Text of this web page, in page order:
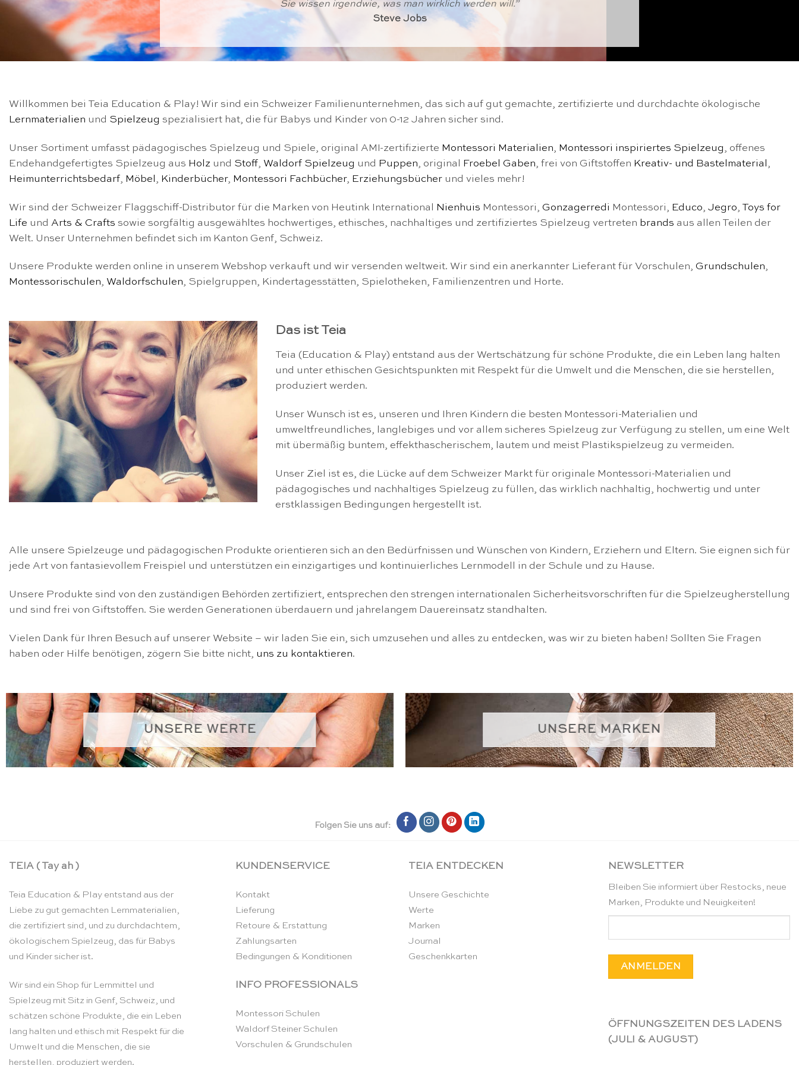
Sie wissen irgendwie, was man wirklich werden will.”
Steve Jobs
Willkommen bei Teia Education & Play! Wir sind ein Schweizer Familienunternehmen, das sich auf gut gemachte, zertifizierte und durchdachte ökologische
Lernmaterialien und Spielzeug spezialisiert hat, die für Babys und Kinder von 0-12 Jahren sicher sind.
Unser Sortiment umfasst pädagogisches Spielzeug und Spiele, original AMI-zertifizierte Montessori Materialien, Montessori inspiriertes Spielzeug, offenes
Ende handgefertigtes Spielzeug aus Holz und Stoff, Waldorf Spielzeug und Puppen, original Froebel Gaben, frei von Giftstoffen Kreativ- und Bastelmaterial ,
Heimunterrichtsbedarf, Möbel , Kinderbücher, Montessori Fachbücher, Erziehungsbücher und vieles mehr!
Wir sind der Schweizer Flaggschiff-Distributor für die Marken von Heutink International Nienhuis Montessori, Gonzagerredi Montessori, Educo, Jegro, Toys for
Life und Arts & Crafts sowie sorgfältig ausgewähltes hochwertiges, ethisches, nachhaltiges und zertifiziertes Spielzeug vertreten brands aus allen Teilen der
Welt. Unser Unternehmen befindet sich im Kanton Genf, Schweiz.
Unsere Produkte werden online in unserem Webshop verkauft und wir versenden weltweit. Wir sind ein anerkannter Lieferant für Vorschulen, Grundschulen,
Montessorischulen, Waldorfschulen, Spielgruppen, Kindertagesstätten, Spielotheken, Familienzentren und Horte.
Das ist Teia
Teia (Education & Play) entstand aus der Wertschätzung für schöne Produkte, die ein Leben lang halten
und unter ethischen Gesichtspunkten mit Respekt für die Umwelt und die Menschen, die sie herstellen,
produziert werden.
Unser Wunsch ist es, unseren und Ihren Kindern die besten Montessori-Materialien und
umweltfreundliches, langlebiges und vor allem sicheres Spielzeug zur Verfügung zu stellen, um eine Welt
mit übermäßig buntem, effekthascherischem, lautem und meist Plastikspielzeug zu vermeiden.
Unser Ziel ist es, die Lücke auf dem Schweizer Markt für originale Montessori-Materialien und
pädagogisches und nachhaltiges Spielzeug zu füllen, das wirklich nachhaltig, hochwertig und unter
erstklassigen Bedingungen hergestellt ist.
Alle unsere Spielzeuge und pädagogischen Produkte orientieren sich an den Bedürfnissen und Wünschen von Kindern, Erziehern und Eltern. Sie eignen sich für
jede Art von fantasievollem Freispiel und unterstützen ein einzigartiges und kontinuierliches Lernmodell in der Schule und zu Hause.
Unsere Produkte sind von den zuständigen Behörden zertifiziert, entsprechen den strengen internationalen Sicherheitsvorschriften für die Spielzeugherstellung
und sind frei von Giftstoffen. Sie werden Generationen überdauern und jahrelangem Dauereinsatz standhalten.
Vielen Dank für Ihren Besuch auf unserer Website – wir laden Sie ein, sich umzusehen und alles zu entdecken, was wir zu bieten haben! Sollten Sie Fragen
haben oder Hilfe benötigen, zögern Sie bitte nicht, uns zu kontaktieren.
UNSERE WERTE UNSERE MARKEN
Folgen Sie uns auf:
TEIA ( Tay ah )
Teia Education & Play entstand aus der
Liebe zu gut gemachten Lernmaterialien,
die zertifiziert sind, und zu durchdachtem,
ökologischem Spielzeug, das für Babys
und Kinder sicher ist.
Wir sind ein Shop für Lernmittel und
Spielzeug mit Sitz in Genf, Schweiz, und
schätzen schöne Produkte, die ein Leben
lang halten und ethisch mit Respekt für die
Umwelt und die Menschen, die sie
herstellen, produziert werden.
KUNDENSERVICE
Kontakt
Lieferung
Retoure & Erstattung
Zahlungsarten
Bedingungen & Konditionen
INFO PROFESSIONALS
Montessori Schulen
Waldorf Steiner Schulen
Vorschulen & Grundschulen
TEIA ENTDECKEN
Unsere Geschichte
Werte
Marken
Journal
Geschenkkarten
NEWSLETTER
Bleiben Sie informiert über Restocks, neue
Marken, Produkte und Neuigkeiten!
ÖFFNUNGSZEITEN DES LADENS
(JULI & AUGUST)